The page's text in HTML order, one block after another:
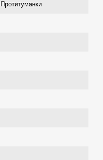
Протитуманки